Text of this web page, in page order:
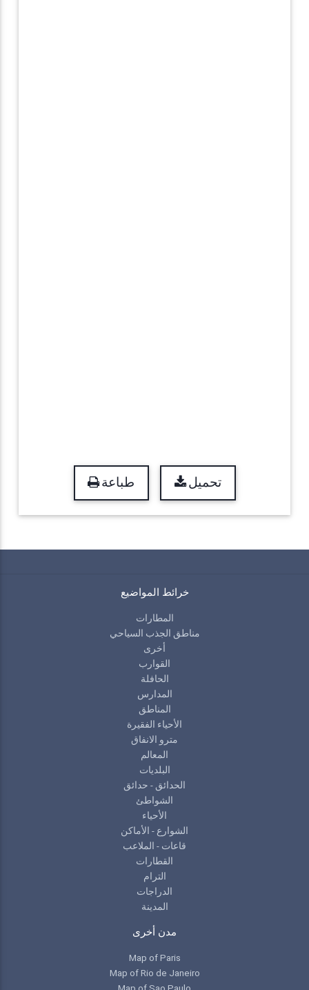
طباعة تحميل
خرائط المواضيع
المطارات
مناطق الجذب السياحي
أخرى
القوارب
الحافلة
المدارس
المناطق
الأحياء الفقيرة
مترو الانفاق
المعالم
البلديات
الحدائق - حدائق
الشواطئ
الأحياء
الشوارع - الأماكن
قاعات - الملاعب
القطارات
الترام
الدراجات
المدينة
مدن أخرى
Map of Paris
Map of Rio de Janeiro
Map of Sao Paulo